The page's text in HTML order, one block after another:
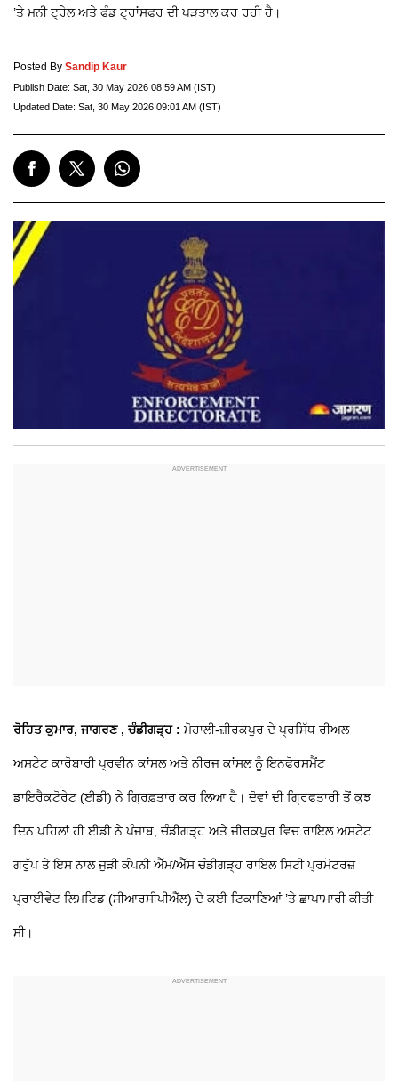
’ਤੇ ਮਨੀ ਟ੍ਰੇਲ ਅਤੇ ਫੰਡ ਟ੍ਰਾਂਸਫਰ ਦੀ ਪੜਤਾਲ ਕਰ ਰਹੀ ਹੈ।
Posted By Sandip Kaur
Publish Date: Sat, 30 May 2026 08:59 AM (IST)
Updated Date: Sat, 30 May 2026 09:01 AM (IST)
ਰੋਹਿਤ ਕੁਮਾਰ, ਜਾਗਰਣ , ਚੰਡੀਗੜ੍ਹ : ਮੋਹਾਲੀ-ਜ਼ੀਰਕਪੁਰ ਦੇ ਪ੍ਰਸਿੱਧ ਰੀਅਲ
ਅਸਟੇਟ ਕਾਰੋਬਾਰੀ ਪ੍ਰਵੀਨ ਕਾਂਸਲ ਅਤੇ ਨੀਰਜ ਕਾਂਸਲ ਨੂੰ ਇਨਫੋਰਸਮੈਂਟ
ਡਾਇਰੈਕਟੋਰੇਟ (ਈਡੀ) ਨੇ ਗ੍ਰਿਫ਼ਤਾਰ ਕਰ ਲਿਆ ਹੈ। ਦੋਵਾਂ ਦੀ ਗ੍ਰਿਫਤਾਰੀ ਤੋਂ ਕੁਝ
ਦਿਨ ਪਹਿਲਾਂ ਹੀ ਈਡੀ ਨੇ ਪੰਜਾਬ, ਚੰਡੀਗੜ੍ਹ ਅਤੇ ਜ਼ੀਰਕਪੁਰ ਵਿਚ ਰਾਇਲ ਅਸਟੇਟ
ਗਰੁੱਪ ਤੇ ਇਸ ਨਾਲ ਜੁੜੀ ਕੰਪਨੀ ਐੱਮ/ਐੱਸ ਚੰਡੀਗੜ੍ਹ ਰਾਇਲ ਸਿਟੀ ਪ੍ਰਮੋਟਰਜ਼
ਪ੍ਰਾਈਵੇਟ ਲਿਮਟਿਡ (ਸੀਆਰਸੀਪੀਐੱਲ) ਦੇ ਕਈ ਟਿਕਾਣਿਆਂ ’ਤੇ ਛਾਪਾਮਾਰੀ ਕੀਤੀ
ਸੀ।